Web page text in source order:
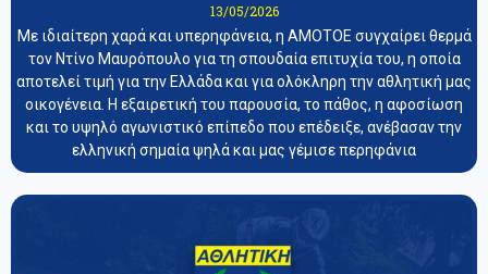
13/05/2026
Με ιδιαίτερη χαρά και υπερηφάνεια, η ΑΜΟΤΟΕ συγχαίρει θερμά
τον Ντίνο Μαυρόπουλο για τη σπουδαία επιτυχία του, η οποία
αποτελεί τιμή για την Ελλάδα και για ολόκληρη την αθλητική μας
οικογένεια. Η εξαιρετική του παρουσία, το πάθος, η αφοσίωση
και το υψηλό αγωνιστικό επίπεδο που επέδειξε, ανέβασαν την
ελληνική σημαία ψηλά και μας γέμισε περηφάνια